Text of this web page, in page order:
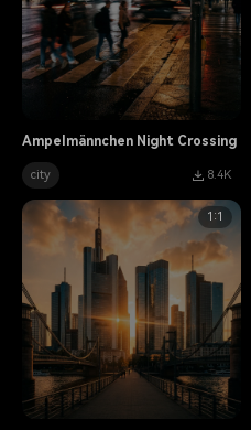
Ampelmännchen Night Crossing
city 8.4K
1:1